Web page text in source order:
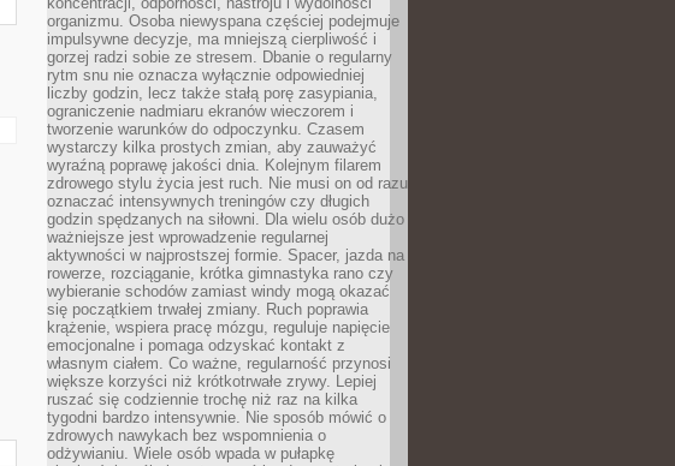
organizmu. Osoba niewyspana częściej podejmuje
impulsywne decyzje, ma mniejszą cierpliwość i
gorzej radzi sobie ze stresem. Dbanie o regularny
rytm snu nie oznacza wyłącznie odpowiedniej
liczby godzin, lecz także stałą porę zasypiania,
ograniczenie nadmiaru ekranów wieczorem i
tworzenie warunków do odpoczynku. Czasem
wystarczy kilka prostych zmian, aby zauważyć
wyraźną poprawę jakości dnia. Kolejnym filarem
zdrowego stylu życia jest ruch. Nie musi on od razu
oznaczać intensywnych treningów czy długich
godzin spędzanych na siłowni. Dla wielu osób dużo
ważniejsze jest wprowadzenie regularnej
aktywności w najprostszej formie. Spacer, jazda na
rowerze, rozciąganie, krótka gimnastyka rano czy
wybieranie schodów zamiast windy mogą okazać
się początkiem trwałej zmiany. Ruch poprawia
krążenie, wspiera pracę mózgu, reguluje napięcie
emocjonalne i pomaga odzyskać kontakt z
własnym ciałem. Co ważne, regularność przynosi
większe korzyści niż krótkotrwałe zrywy. Lepiej
ruszać się codziennie trochę niż raz na kilka
tygodni bardzo intensywnie. Nie sposób mówić o
zdrowych nawykach bez wspomnienia o
odżywianiu. Wiele osób wpada w pułapkę